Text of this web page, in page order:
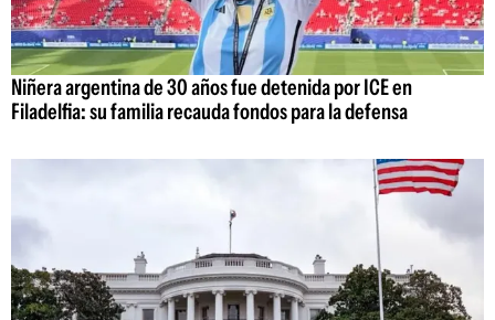
Niñera argentina de 30 años fue detenida por ICE en
Filadelfia: su familia recauda fondos para la defensa